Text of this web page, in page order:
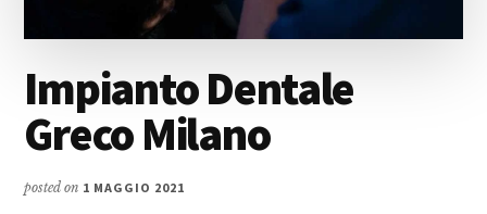
Impianto Dentale
Greco Milano
posted on 1 MAGGIO 2021